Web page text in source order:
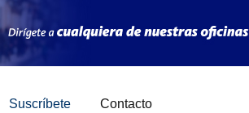
Suscríbete Contacto